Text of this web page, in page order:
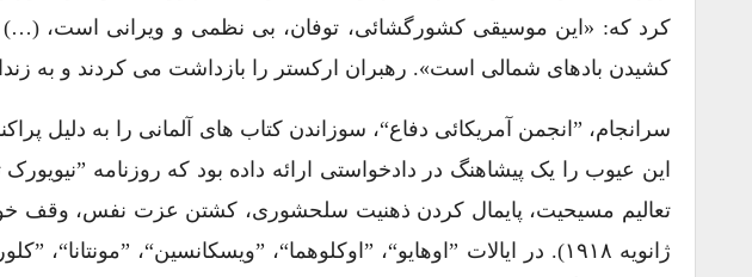
کرد که: «این موسیقی کشورگشائی، توفان، بی نظمی و ویرانی است، (…)
کشیدن بادهای شمالی است». رهبران ارکستر را بازداشت می کردند و به
سرانجام، ”انجمن آمریکائی دفاع“، سوزاندن کتاب های آلمانی را به دلیل
این عیوب را یک پیشاهنگ در دادخواستی ارائه داده بود که روزنامه
ژانویه ۱۹۱۸). در ایالات ”اوهایو“، ”اوکلوهما“، ”ویسکانسین“،